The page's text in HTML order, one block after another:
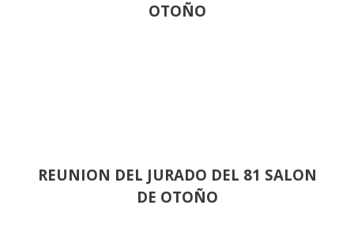
OTOÑO
REUNION DEL JURADO DEL 81 SALON
DE OTOÑO